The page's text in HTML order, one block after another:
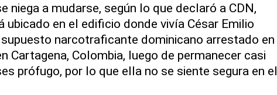
niega a mudarse, según lo que declaró a CDN,
ubicado en el edificio donde vivía César Emilio
narcotraficante dominicano arrestado en
Cartagena, Colombia, luego de permanecer casi
prófugo, por lo que ella no se siente segura en el